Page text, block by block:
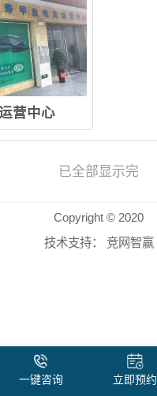
营中心
已全部显示完
一键咨询 立即预约
Copyright © 2020
技术支持：
竞网智赢